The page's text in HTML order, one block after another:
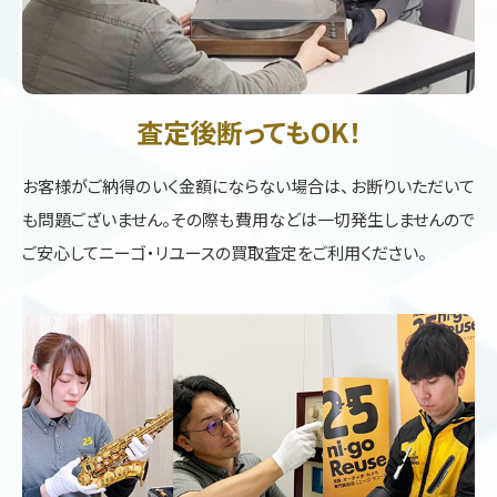
査定後断ってもOK！
お客様がご納得のいく金額にならない場合は、お断りいただいて
も問題ございません。その際も費用などは一切発生しませんので
ご安心してニーゴ・リユースの買取査定をご利用ください。